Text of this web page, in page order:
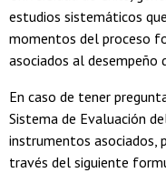
estudios sistemáticos
momentos del proceso
asociados al desempeño
En caso de tener
Sistema de Evaluación
instrumentos asociados,
través del siguiente